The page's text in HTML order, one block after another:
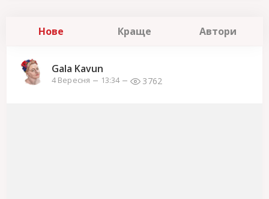
Нове Краще Автори
Gala Kavun
4 Вересня 13:34 3762